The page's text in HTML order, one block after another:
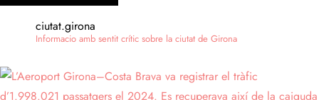
ciutat.girona
Informacio amb sentit crític sobre la ciutat de Girona